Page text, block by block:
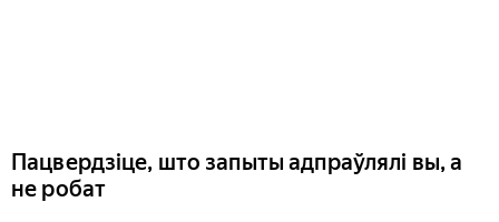
Пацвердзіце, што запыты адпраўлялі вы, а
не робат